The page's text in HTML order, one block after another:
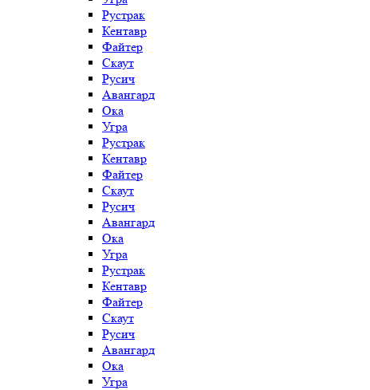
Рустрак
Кентавр
Файтер
Скаут
Русич
Авангард
Ока
Угра
Рустрак
Кентавр
Файтер
Скаут
Русич
Авангард
Ока
Угра
Рустрак
Кентавр
Файтер
Скаут
Русич
Авангард
Ока
Угра